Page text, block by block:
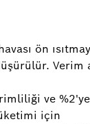
ön
Verim
ve
için